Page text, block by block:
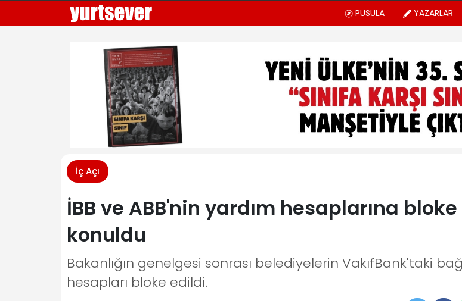
PUSULA YAZARLAR
İç Açı
İBB ve ABB'nin yardım hesaplarına bloke
konuldu
Bakanlığın genelgesi sonrası belediyelerin VakıfBank'taki
hesapları bloke edildi.